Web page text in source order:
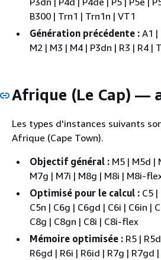
B300 | Trn1 | Trn1n | VT1
Génération précédente : A1 |
M2 | M3 | M4 | P3dn | R3 | R4 |
Afrique (Le Cap) —
Les types d'instances suivants
Afrique (Cape Town).
Objectif général : M5 | M5d |
M7g | M7i | M8g | M8i | M8i-
Optimisé pour le calcul : C5
C5n | C6g | C6gd | C6i | C6in |
C8g | C8gn | C8i | C8i-flex
Mémoire optimisée : R5 |
R6gd | R6i | R6id | R7g | R7gd